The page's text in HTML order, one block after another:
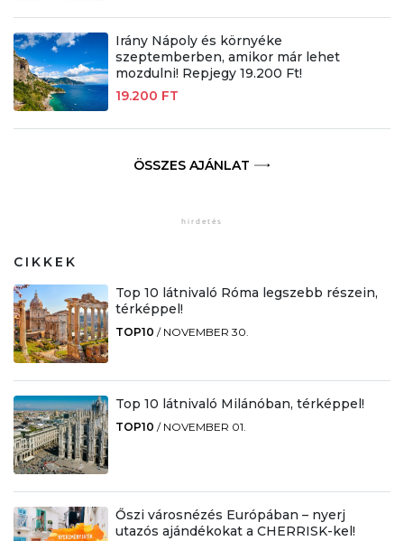
Irány Nápoly és környéke
szeptemberben, amikor már lehet
mozdulni! Repjegy 19.200 Ft!
19.200 FT
ÖSSZES AJÁNLAT
CIKKEK
Top 10 látnivaló Róma legszebb részein,
térképpel!
TOP10 / NOVEMBER 30.
Top 10 látnivaló Milánóban, térképpel!
TOP10 / NOVEMBER 01.
Őszi városnézés Európában – nyerj
utazós ajándékokat a CHERRISK-kel!